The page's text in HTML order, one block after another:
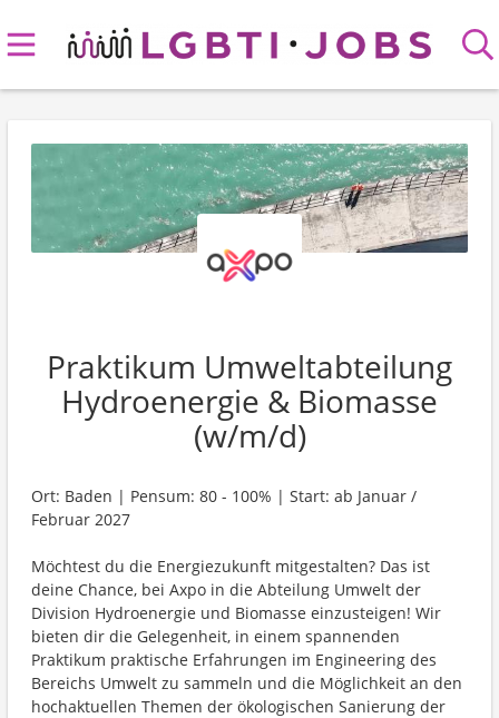
Praktikum Umweltabteilung
Hydroenergie & Biomasse
(w/m/d)
Ort: Baden | Pensum: 80 - 100% | Start: ab Januar /
Februar 2027
Möchtest du die Energiezukunft mitgestalten? Das ist
deine Chance, bei Axpo in die Abteilung Umwelt der
Division Hydroenergie und Biomasse einzusteigen! Wir
bieten dir die Gelegenheit, in einem spannenden
Praktikum praktische Erfahrungen im Engineering des
Bereichs Umwelt zu sammeln und die Möglichkeit an den
hochaktuellen Themen der ökologischen Sanierung der